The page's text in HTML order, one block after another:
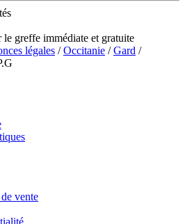
greffe immédiate et gratuite
légales /Occitanie /Gard /
vente